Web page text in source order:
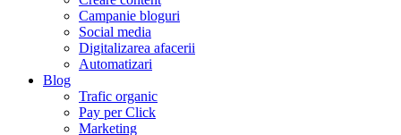
Campanie bloguri
Social media
Digitalizarea afacerii
Automatizari
Blog
Trafic organic
Pay per Click
Marketing